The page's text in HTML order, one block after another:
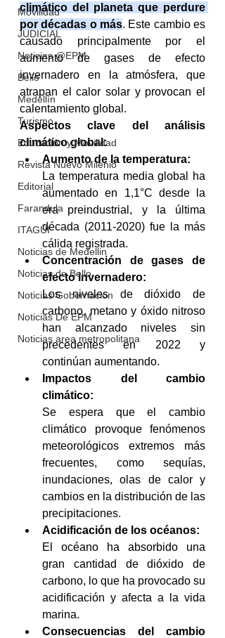
Movilidad
JUDICIAL
Noticias @EPM
Bello
Medellín
Turismo
Educación y Movilidad
Revista Nuevo Milenio
Editorial
Farandula
ITAGÜI
Noticias de Medellin
Noticias de Bello
Noticias Gobernación
Noticias De EPM
Noticias area metropolitana
climático del planeta que perdure
por décadas o más. Este cambio es
causado principalmente por el
aumento de gases de efecto
invernadero en la atmósfera, que
atrapan el calor solar y provocan el
calentamiento global.
Aspectos clave del análisis
climático global:
Aumento de la temperatura:
La temperatura media global ha
aumentado en 1,1°C desde la
era preindustrial, y la última
década (2011-2020) fue la más
cálida registrada.
Concentración de gases de
efecto invernadero:
Los niveles de dióxido de
carbono, metano y óxido nitroso
han alcanzado niveles sin
precedentes en 2022 y
continúan aumentando.
Impactos del cambio
climático:
Se espera que el cambio
climático provoque fenómenos
meteorológicos extremos más
frecuentes, como sequías,
inundaciones, olas de calor y
cambios en la distribución de las
precipitaciones.
Acidificación de los océanos:
El océano ha absorbido una
gran cantidad de dióxido de
carbono, lo que ha provocado su
acidificación y afecta a la vida
marina.
Consecuencias del cambio